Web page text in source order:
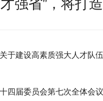
强省”，将打
于建设高素质强大人才队
四届委员会第七次全体会